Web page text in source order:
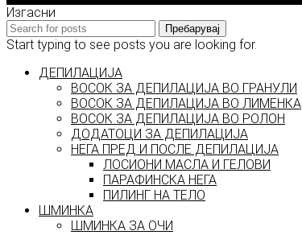
Изгасни
Пребарувај
Start typing to see posts you are looking for.
ДЕПИЛАЦИЈА
ВОСОК ЗА ДЕПИЛАЦИЈА ВО ГРАНУЛИ
ВОСОК ЗА ДЕПИЛАЦИЈА ВО ЛИМЕНКА
ВОСОК ЗА ДЕПИЛАЦИЈА ВО РОЛОН
ДОДАТОЦИ ЗА ДЕПИЛАЦИЈА
НЕГА ПРЕД И ПОСЛЕ ДЕПИЛАЦИЈА
ЛОСИОНИ МАСЛА И ГЕЛОВИ
ПАРАФИНСКА НЕГА
ПИЛИНГ НА ТЕЛО
ШМИНКА
ШМИНКА ЗА ОЧИ